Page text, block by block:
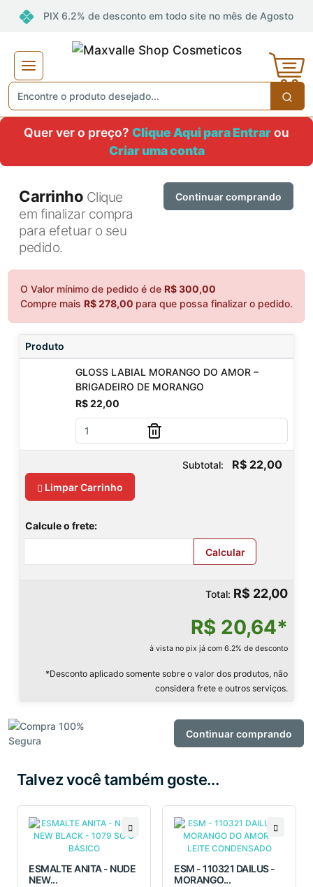
PIX 6.2% de desconto em todo site no mês de Agosto
Quer ver o preço? Clique Aqui para Entrarou
Criar uma conta
Carrinho Clique
em finalizar compra
para efetuar o seu
pedido.
Continuar comprando
O Valor mínimo de pedido é de R$ 300,00
Compre mais R$ 278,00 para que possa finalizar o pedido.
Produto
GLOSS LABIAL MORANGO DO AMOR –
BRIGADEIRO DE MORANGO
R$ 22,00
Subtotal: R$ 22,00
Limpar Carrinho
Calcule o frete:
Calcular
Total: R$ 22,00
R$ 20,64*
à vista no pix já com 6.2% de desconto
*Desconto aplicado somente sobre o valor dos produtos, não
considera frete e outros serviços.
Continuar comprando
Talvez você também goste...
ESMALTE ANITA - NUDE
NEW...
ESM - 110321 DAILUS -
MORANGO...